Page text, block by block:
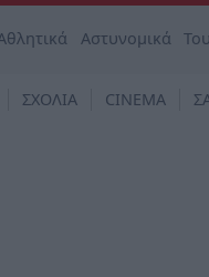
Αστυνομικά
ΣΧΟΛΙΑ CINEMA